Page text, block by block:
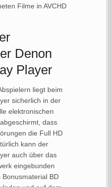
Filme in AVCHD
Denon
Player
liegt beim
sicherlich in der
elektronischen
dass
die Full HD
kann der
auch über das
eingebunden
BD